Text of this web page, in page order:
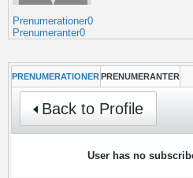
Prenumerationer0
Prenumeranter0
PRENUMERATIONER PRENUMERANTER
Back to Profile
User has no